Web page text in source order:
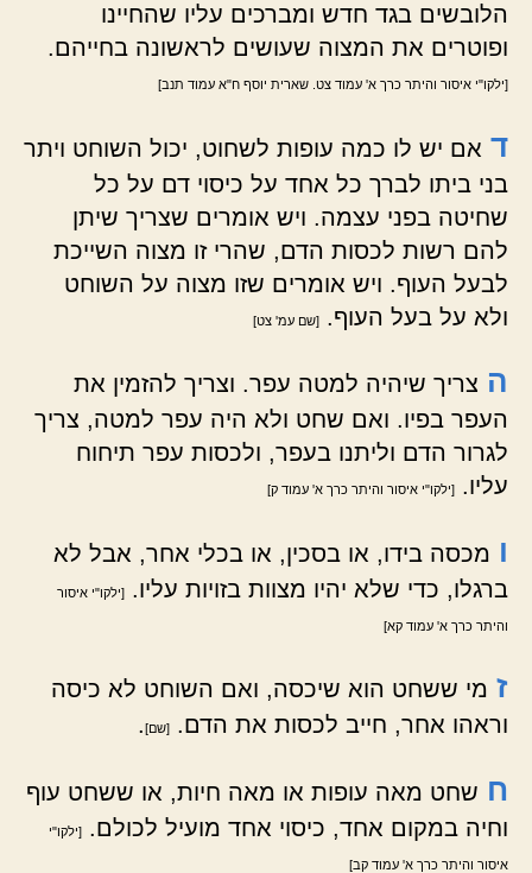
הלובשים בגד חדש ומברכים עליו שהחיינו
ופוטרים את המצוה שעושים לראשונה בחייהם.
[ילקו"י איסור והיתר כרך א' עמוד צט. שארית יוסף ח"א עמוד תנב]
ד אם יש לו כמה עופות לשחוט, יכול השוחט ויתר
בני ביתו לברך כל אחד על כיסוי דם על כל
שחיטה בפני עצמה. ויש אומרים שצריך שיתן
להם רשות לכסות הדם, שהרי זו מצוה השייכת
לבעל העוף. ויש אומרים שזו מצוה על השוחט
ולא על בעל העוף. [שם עמ' צט]
ה צריך שיהיה למטה עפר. וצריך להזמין את
העפר בפיו. ואם שחט ולא היה עפר למטה, צריך
לגרור הדם וליתנו בעפר, ולכסות עפר תיחוח
עליו. [ילקו"י איסור והיתר כרך א' עמוד ק]
ו מכסה בידו, או בסכין, או בכלי אחר, אבל לא
ברגלו, כדי שלא יהיו מצוות בזויות עליו. [ילקו"י איסור
והיתר כרך א' עמוד קא]
ז מי ששחט הוא שיכסה, ואם השוחט לא כיסה
וראהו אחר, חייב לכסות את הדם. [שם].
ח שחט מאה עופות או מאה חיות, או ששחט עוף
וחיה במקום אחד, כיסוי אחד מועיל לכולם. [ילקו"י
איסור והיתר כרך א' עמוד קב]